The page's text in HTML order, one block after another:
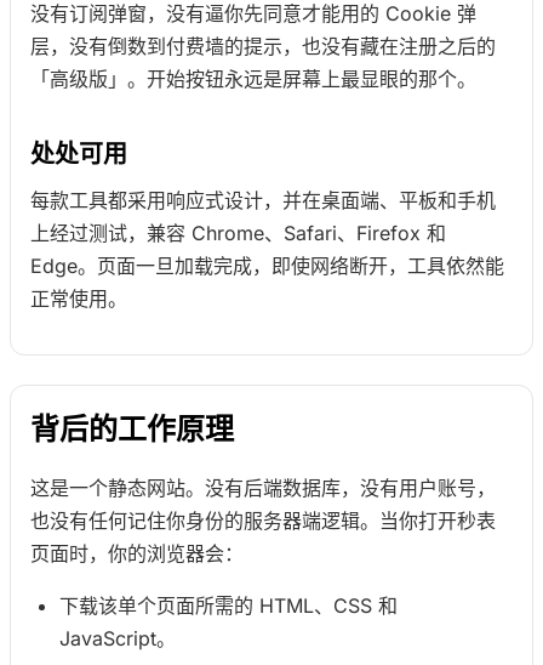
没有订阅弹窗，没有逼你先同意才能用的 Cookie 弹
层，没有倒数到付费墙的提示，也没有藏在注册之后的
「高级版」。开始按钮永远是屏幕上最显眼的那个。
处处可用
每款工具都采用响应式设计，并在桌面端、平板和手机
上经过测试，兼容 Chrome、Safari、Firefox 和
Edge。页面一旦加载完成，即使网络断开，工具依然能
正常使用。
背后的工作原理
这是一个静态网站。没有后端数据库，没有用户账号，
也没有任何记住你身份的服务器端逻辑。当你打开秒表
页面时，你的浏览器会：
下载该单个页面所需的 HTML、CSS 和
JavaScript。